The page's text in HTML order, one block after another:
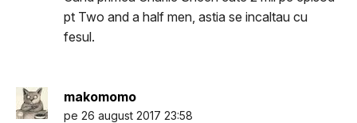
pt Two and a half men, astia se incaltau cu
fesul.
makomomo
pe 26 august 2017 23:58